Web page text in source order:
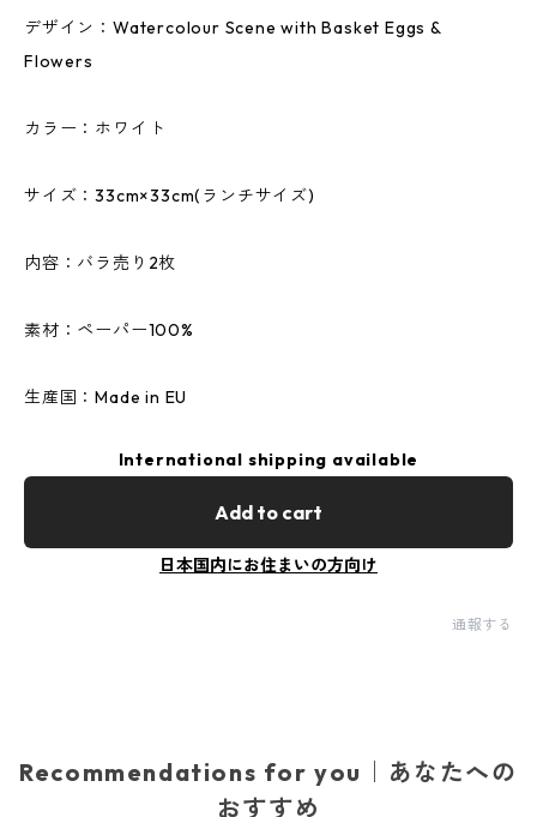
デザイン：Watercolour Scene with Basket Eggs &
Flowers
カラー：ホワイト
サイズ：33cm×33cm(ランチサイズ)
内容：バラ売り2枚
素材：ペーパー100%
生産国：Made in EU
International shipping available
Add to cart
日本国内にお住まいの方向け
通報する
Recommendations for you｜あなたへの
おすすめ